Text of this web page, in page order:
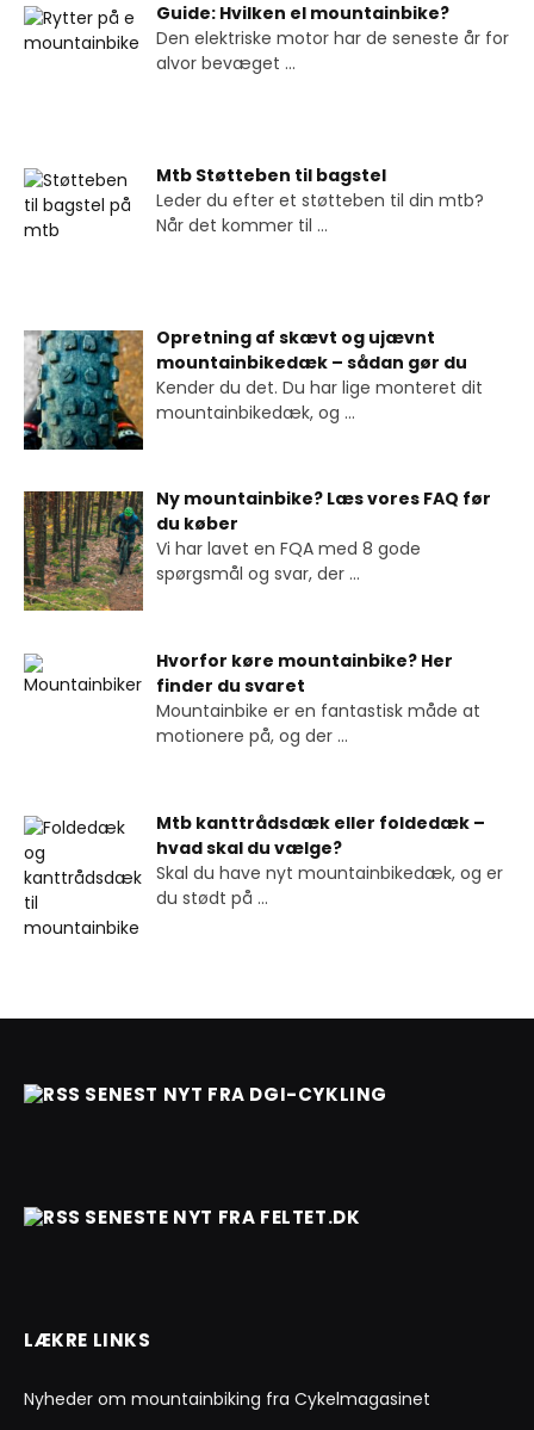
Guide: Hvilken el mountainbike?
Den elektriske motor har de seneste år for
alvor bevæget ...
Mtb Støtteben til bagstel
Leder du efter et støtteben til din mtb?
Når det kommer til ...
Opretning af skævt og ujævnt
mountainbikedæk – sådan gør du
Kender du det. Du har lige monteret dit
mountainbikedæk, og ...
Ny mountainbike? Læs vores FAQ før
du køber
Vi har lavet en FQA med 8 gode
spørgsmål og svar, der ...
Hvorfor køre mountainbike? Her
finder du svaret
Mountainbike er en fantastisk måde at
motionere på, og der ...
Mtb kanttrådsdæk eller foldedæk –
hvad skal du vælge?
Skal du have nyt mountainbikedæk, og er
du stødt på ...
SENEST NYT FRA DGI-CYKLING
SENESTE NYT FRA FELTET.DK
LÆKRE LINKS
Nyheder om mountainbiking fra Cykelmagasinet